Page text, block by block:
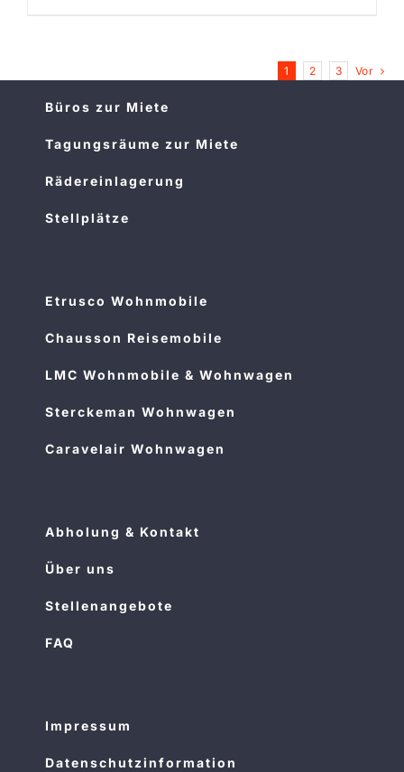
1 2 3 Vor
Büros zur Miete
Tagungsräume zur Miete
Rädereinlagerung
Stellplätze
Etrusco Wohnmobile
Chausson Reisemobile
LMC Wohnmobile & Wohnwagen
Sterckeman Wohnwagen
Caravelair Wohnwagen
Abholung & Kontakt
Über uns
Stellenangebote
FAQ
Impressum
Datenschutzinformation